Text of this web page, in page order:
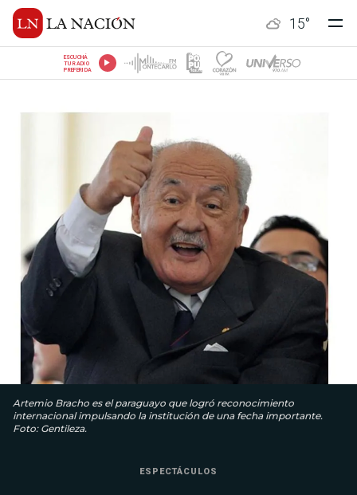
15°
ESCUCHÁ
TU RADIO
PREFERIDA
Artemio Bracho es el paraguayo que logró reconocimiento
internacional impulsando la institución de una fecha importante.
Foto: Gentileza.
ESPECTÁCULOS